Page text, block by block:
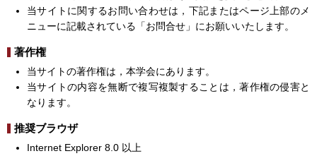
当サイトに関するお問い合わせは，下記またはページ上部のメ
ニューに記載されている「お問合せ」にお願いいたします。
著作権
当サイトの著作権は，本学会にあります。
当サイトの内容を無断で複写複製することは，著作権の侵害と
なります。
推奨ブラウザ
Internet Explorer 8.0 以上